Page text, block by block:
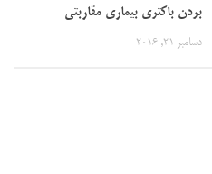
بردن باکتری بیماری مقاربتی
دسامبر 21, 2016